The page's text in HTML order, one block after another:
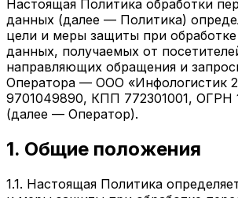
Настоящая Политика обработки
данных (далее — Политика)
цели и меры защиты при
данных, получаемых от
направляющих обращения и
Оператора — ООО «Инфологистик
9701049890, КПП 772301001, ОГРН
(далее — Оператор).
1. Общие положения
1.1. Настоящая Политика